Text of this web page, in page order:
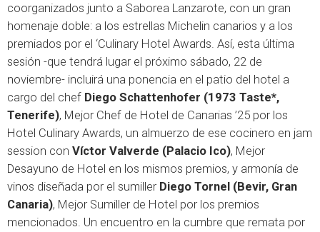
coorganizados junto a Saborea Lanzarote, con un gran
homenaje doble: a los estrellas Michelin canarios y a los
premiados por el ‘Culinary Hotel Awards. Así, esta última
sesión -que tendrá lugar el próximo sábado, 22 de
noviembre- incluirá una ponencia en el patio del hotel a
cargo del chef Diego Schattenhofer (1973 Taste*,
Tenerife), Mejor Chef de Hotel de Canarias ’25 por los
Hotel Culinary Awards, un almuerzo de ese cocinero en jam
session con Víctor Valverde (Palacio Ico), Mejor
Desayuno de Hotel en los mismos premios, y armonía de
vinos diseñada por el sumiller Diego Tornel (Bevir, Gran
Canaria), Mejor Sumiller de Hotel por los premios
mencionados. Un encuentro en la cumbre que remata por